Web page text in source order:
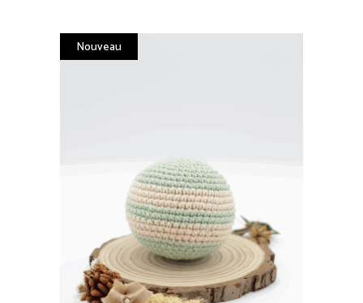
Nouveau